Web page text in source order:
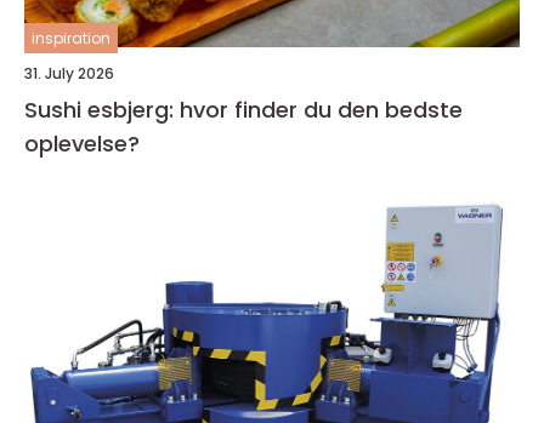
inspiration
31. July 2026
Sushi esbjerg: hvor finder du den bedste
oplevelse?